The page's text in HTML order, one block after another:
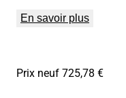
En savoir plus
Prix neuf 725,78 €